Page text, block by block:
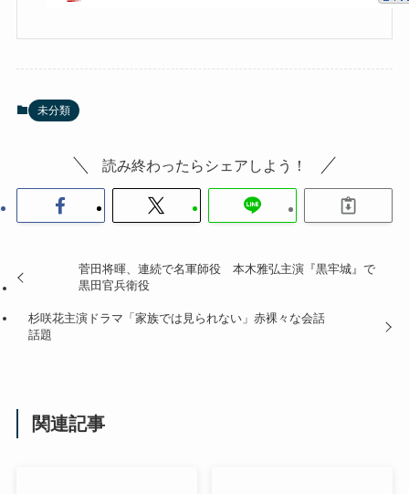
未分類
読み終わったらシェアしよう！
菅田将暉、連続で名軍師役 本木雅弘主演『黒牢城』で
黒田官兵衛役
杉咲花主演ドラマ「家族では見られない」赤裸々な会話
話題
関連記事